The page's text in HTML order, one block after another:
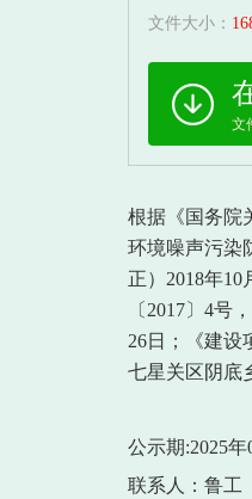
文件大小：
文
根据《国务院
环境噪声污染
正）2018年
〔2017〕4号
26日；《建设
七星关区阴底
公示期:2025
联系人：鲁工